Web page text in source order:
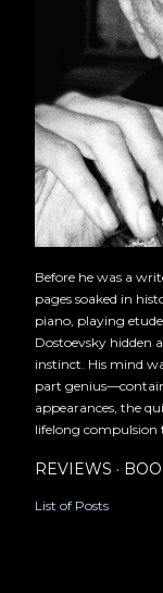
Before he was a
pages soaked in
piano, playing
Dostoevsky hidden
instinct. His mind
part
appearances, the
lifelong compulsion
REVIEWS
List of Posts